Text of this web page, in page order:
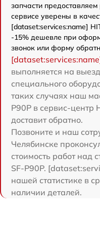
запчасти
сервисе уверены в
[dataset:services:name]
-15% дешевле при
звонок или форму
выполняется на
специального
таких случаях наш
P90P в сервис-центр
доставит обратно.
Позвоните и наш
Челябинске
стоимость работ над
SF-P90P.
нашей статистике в
наличии деталей.